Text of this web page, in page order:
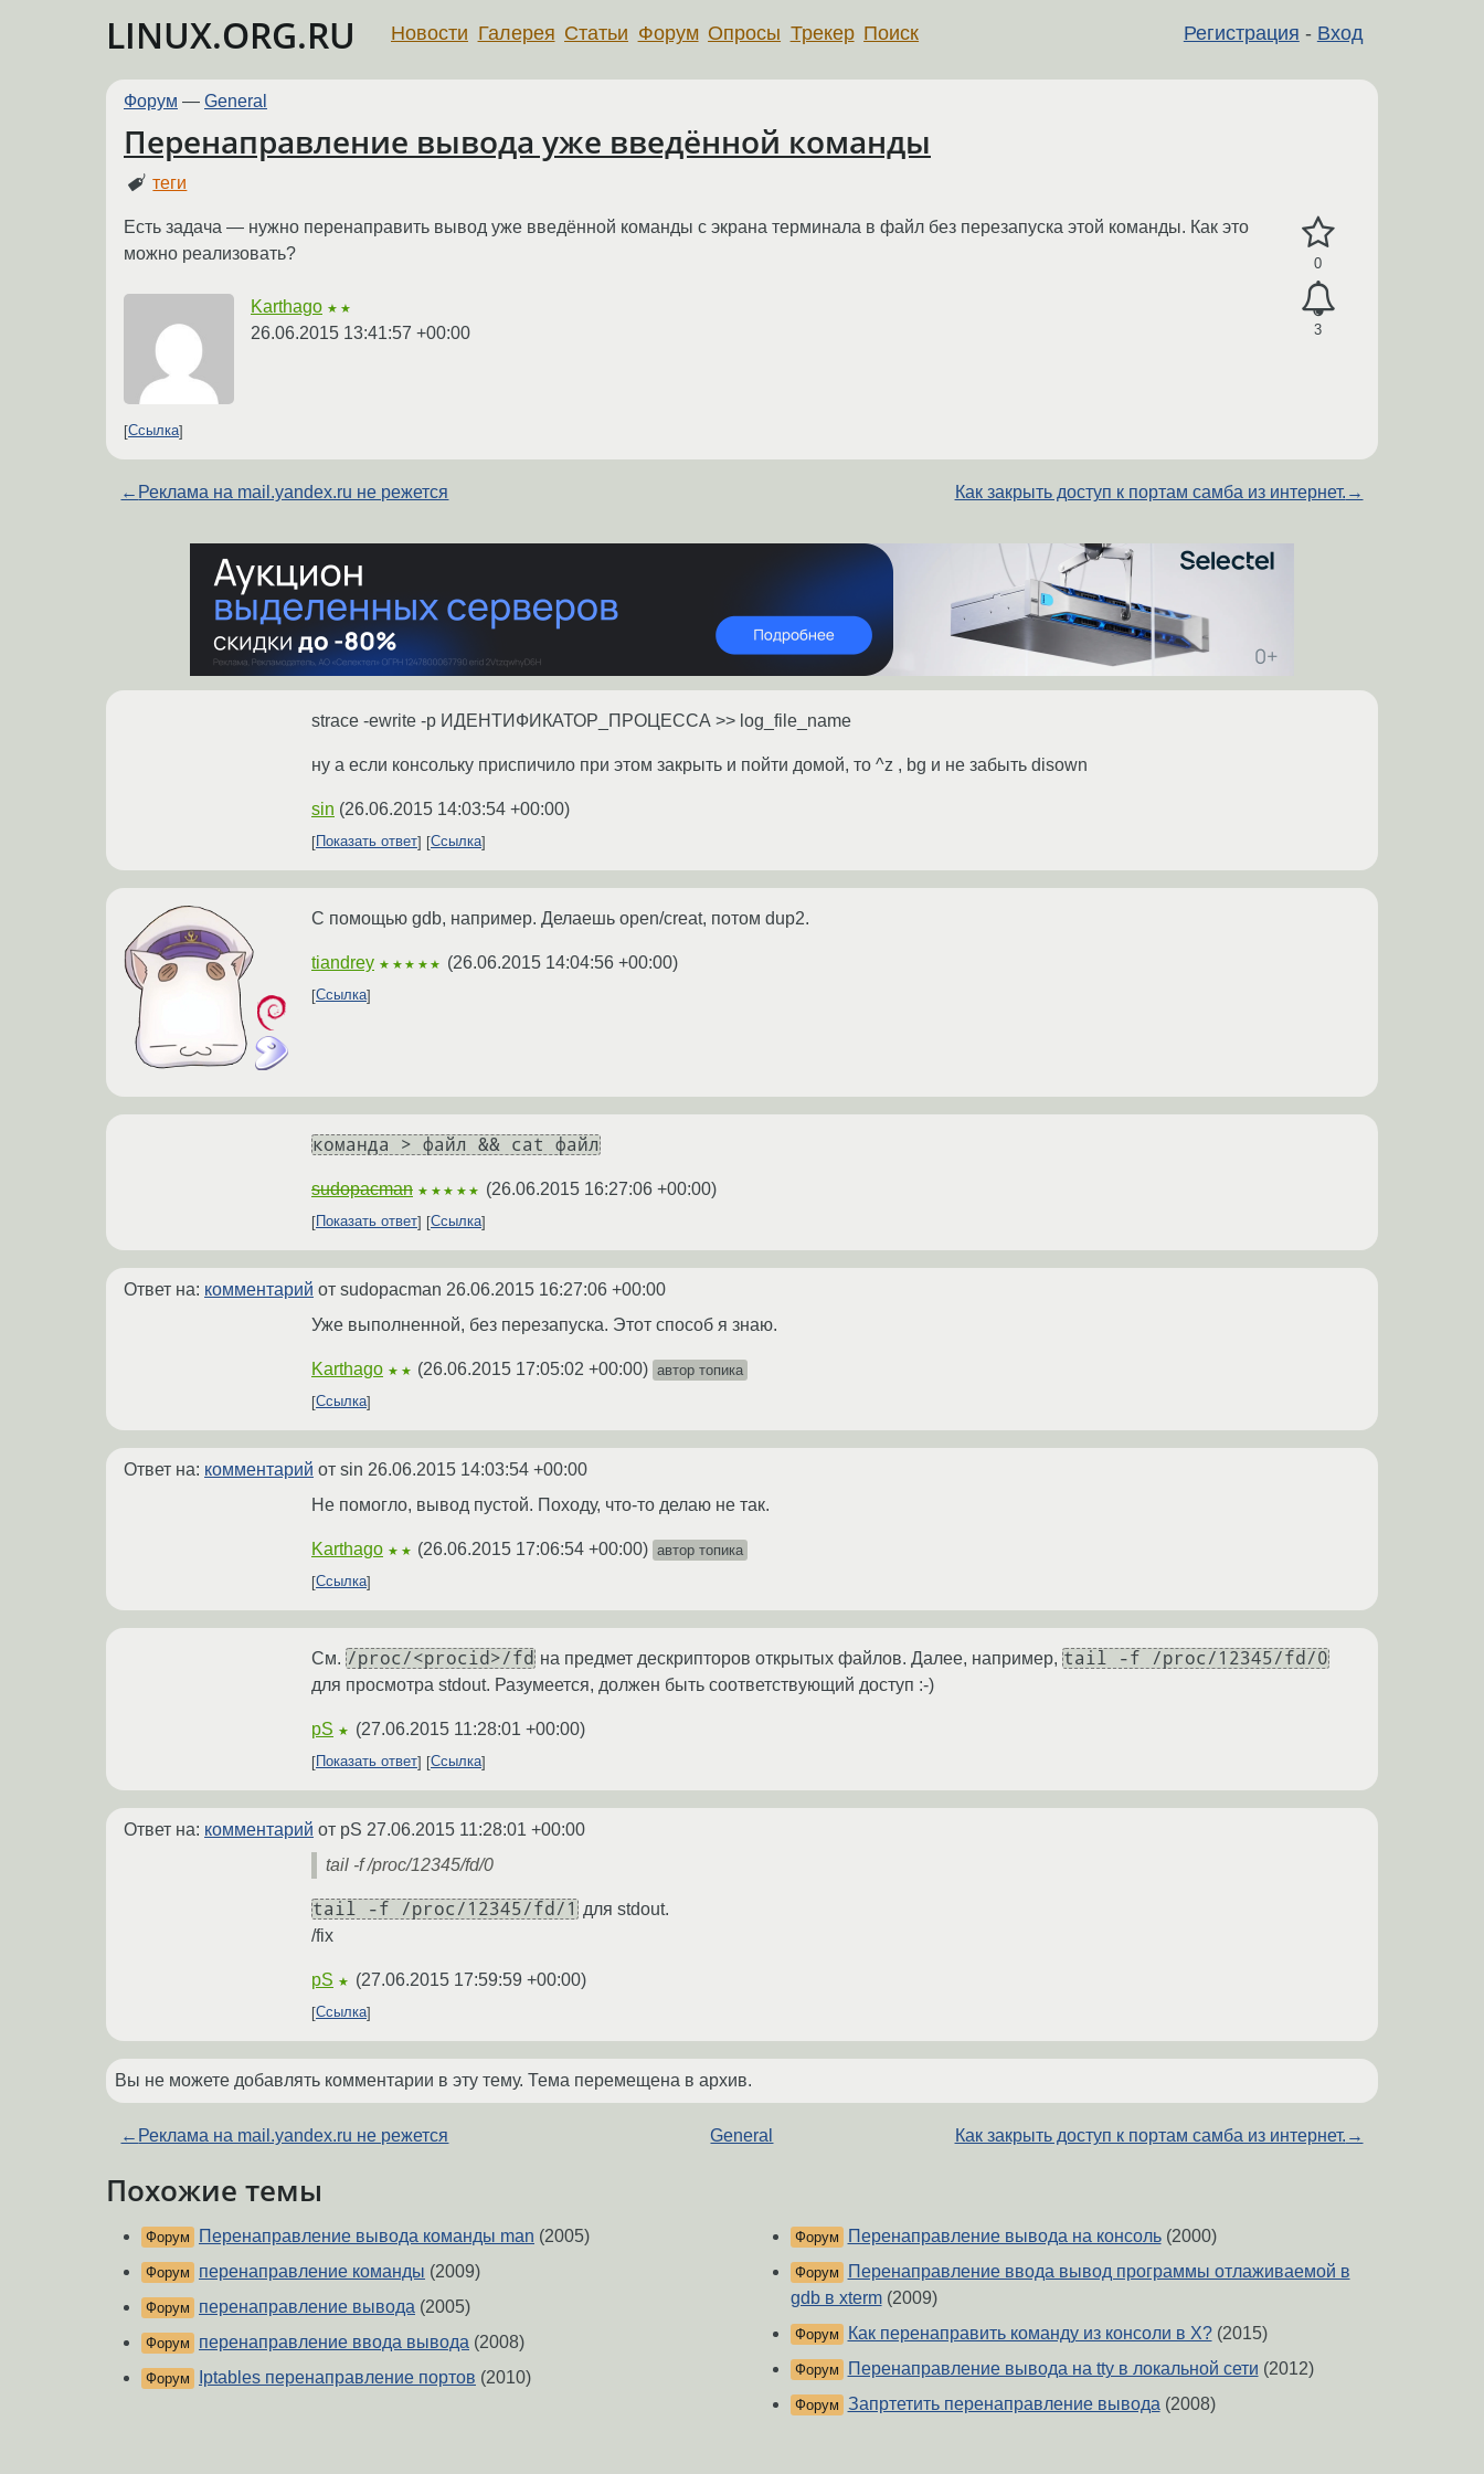
LINUX.ORG.RU Регистрация - Вход
Новости Галерея Статьи Форум Опросы Трекер Поиск
Форум — General
Перенаправление вывода уже введённой команды
теги
0
3
Есть задача — нужно перенаправить вывод уже введённой команды с экрана терминала в файл без перезапуска этой команды. Как это
можно реализовать?
Karthago ★★
26.06.2015 13:41:57 +00:00
Ссылка
← Реклама на mail.yandex.ru не режется Как закрыть доступ к портам самба из интернет. →
strace -ewrite -p ИДЕНТИФИКАТОР_ПРОЦЕССА >> log_file_name
ну а если консольку приспичило при этом закрыть и пойти домой, то ^z , bg и не забыть disown
sin (26.06.2015 14:03:54 +00:00)
Показать ответ Ссылка
С помощью gdb, например. Делаешь open/creat, потом dup2.
tiandrey ★★★★★ (26.06.2015 14:04:56 +00:00)
Ссылка
команда > файл && cat файл
sudopacman ★★★★★ (26.06.2015 16:27:06 +00:00)
Показать ответ Ссылка
Ответ на: комментарий от sudopacman 26.06.2015 16:27:06 +00:00
Уже выполненной, без перезапуска. Этот способ я знаю.
Karthago ★★ (26.06.2015 17:05:02 +00:00) автор топика
Ссылка
Ответ на: комментарий от sin 26.06.2015 14:03:54 +00:00
Не помогло, вывод пустой. Походу, что-то делаю не так.
Karthago ★★ (26.06.2015 17:06:54 +00:00) автор топика
Ссылка
См. /proc/<procid>/fd на предмет дескрипторов открытых файлов. Далее, например, tail -f /proc/12345/fd/0
для просмотра stdout. Разумеется, должен быть соответствующий доступ :-)
pS ★ (27.06.2015 11:28:01 +00:00)
Показать ответ Ссылка
Ответ на: комментарий от pS 27.06.2015 11:28:01 +00:00
tail -f /proc/12345/fd/0
tail -f /proc/12345/fd/1 для stdout.
/fix
pS ★ (27.06.2015 17:59:59 +00:00)
Ссылка
Вы не можете добавлять комментарии в эту тему. Тема перемещена в архив.
← Реклама на mail.yandex.ru не режется General Как закрыть доступ к портам самба из интернет. →
Похожие темы
Форум Перенаправление вывода команды man (2005)
Форум перенаправление команды (2009)
Форум перенаправление вывода (2005)
Форум перенаправление ввода вывода (2008)
Форум Iptables перенаправление портов (2010)
Форум Перенаправление вывода на консоль(2000)
Форум
Перенаправление ввода вывод программы отлаживаемой в
gdb в xterm(2009)
Форум Как перенаправить команду из консоли в X?(2015)
Форум Перенаправление вывода на tty в локальной сети (2012)
Форум Запртетить перенаправление вывода(2008)